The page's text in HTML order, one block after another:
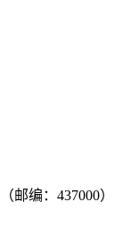
邮编：437000）